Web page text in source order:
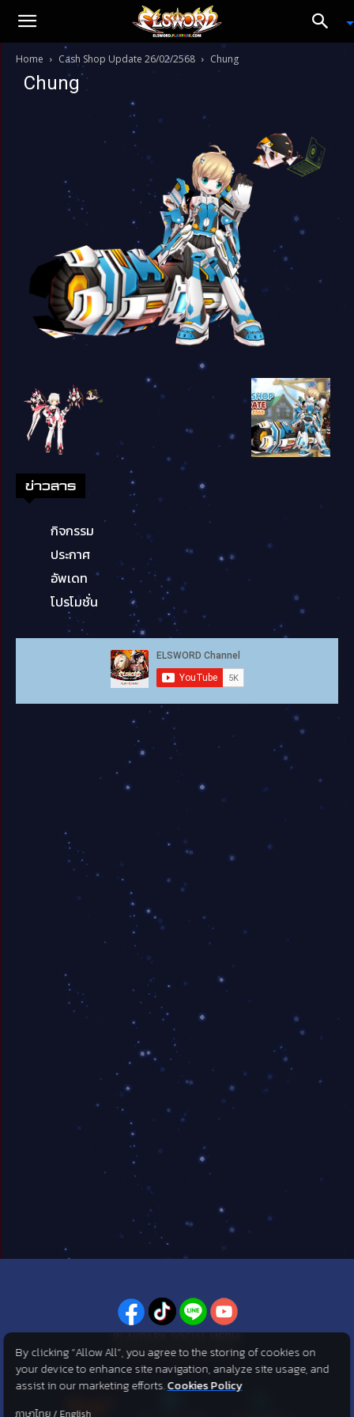
Home Cash Shop Update 26/02/2568 Chung
Chung
ข่าวสาร
กิจกรรม
ประกาศ
อัพเดท
โปรโมชั่น
PLAYPARK SOCIAL MEDIA
ไม่พลาดทุกข่าวสารจาก PlayPark
By clicking “Allow All”, you agree to the storing of cookies on
your device to enhance site navigation, analyze site usage, and
assist in our marketing efforts.Cookies Policy
ภาษาไทย / English